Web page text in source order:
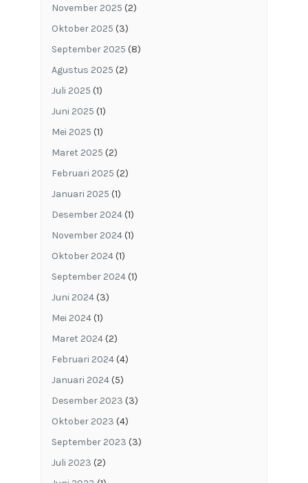
November 2025 (2)
Oktober 2025 (3)
September 2025 (8)
Agustus 2025 (2)
Juli 2025 (1)
Juni 2025 (1)
Mei 2025 (1)
Maret 2025 (2)
Februari 2025 (2)
Januari 2025 (1)
Desember 2024(1)
November 2024(1)
Oktober 2024(1)
September 2024(1)
Juni 2024(3)
Mei 2024(1)
Maret 2024(2)
Februari 2024(4)
Januari 2024(5)
Desember 2023 (3)
Oktober 2023 (4)
September 2023 (3)
Juli 2023 (2)